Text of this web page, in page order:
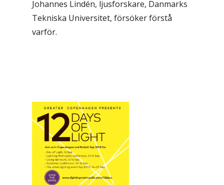
Johannes Lindén, ljusforskare, Danmarks
Tekniska Universitet, försöker förstå
varför.